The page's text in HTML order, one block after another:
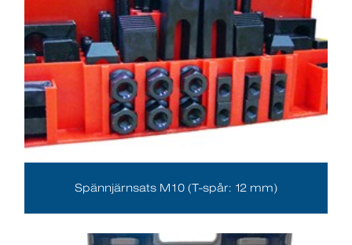
Spännjärnsats M10 (T-spår: 12 mm)